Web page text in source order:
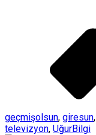
geçmişolsun, giresun,
televizyon, UğurBilgi